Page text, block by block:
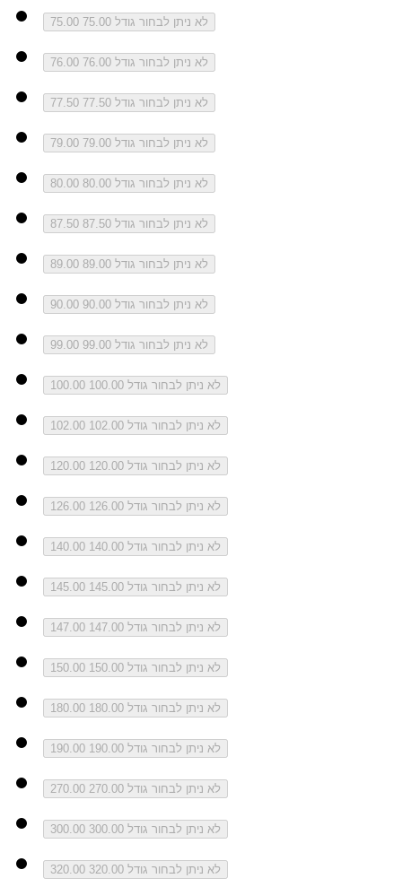
75.00 לא ניתן לבחור גודל 75.00
76.00 לא ניתן לבחור גודל 76.00
77.50 לא ניתן לבחור גודל 77.50
79.00 לא ניתן לבחור גודל 79.00
80.00 לא ניתן לבחור גודל 80.00
87.50 לא ניתן לבחור גודל 87.50
89.00 לא ניתן לבחור גודל 89.00
90.00 לא ניתן לבחור גודל 90.00
99.00 לא ניתן לבחור גודל 99.00
100.00 לא ניתן לבחור גודל 100.00
102.00 לא ניתן לבחור גודל 102.00
120.00 לא ניתן לבחור גודל 120.00
126.00 לא ניתן לבחור גודל 126.00
140.00 לא ניתן לבחור גודל 140.00
145.00 לא ניתן לבחור גודל 145.00
147.00 לא ניתן לבחור גודל 147.00
150.00 לא ניתן לבחור גודל 150.00
180.00 לא ניתן לבחור גודל 180.00
190.00 לא ניתן לבחור גודל 190.00
270.00 לא ניתן לבחור גודל 270.00
300.00 לא ניתן לבחור גודל 300.00
320.00 לא ניתן לבחור גודל 320.00